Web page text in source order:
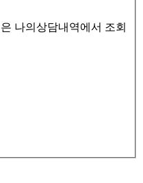
나의상담내역에서 조회